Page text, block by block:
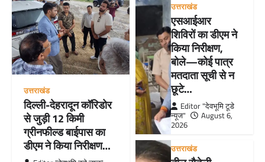
उत्तराखंड
दिल्ली-देहरादून कॉरिडोर
से जुड़ी 12 किमी
ग्रीनफील्ड बाईपास का
डीएम ने किया निरीक्षण…
उत्तराखंड
एसआईआर
शिविरों का डीएम ने
किया निरीक्षण,
बोले—कोई पात्र
मतदाता सूची से न
छूटे…
Editor "देवभूमि टूडे
न्यूज"
August 6,
2026
उत्तराखंड